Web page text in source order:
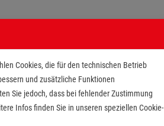
Cookies, die für den technischen Betrieb
und zusätzliche Funktionen
Sie jedoch, dass bei fehlender Zustimmung
Infos finden Sie in unseren speziellen Cookie-